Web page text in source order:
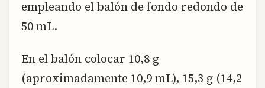
empleando el balón de fondo redondo de
50 mL.
En el balón colocar 10,8 g
(aproximadamente 10,9 mL), 15,3 g (14,2